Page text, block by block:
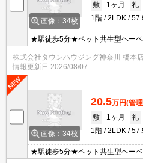
画像：34枚
敷
1ヶ月 礼
1階
2LDK
★駅徒歩5分★ペット共生型ヘー
株式会社タウンハウジング神奈川 橋本
情報更新日 2026/08/07
画像：34枚
20.5万円(管
敷
1ヶ月 礼
1階
2LDK
★駅徒歩5分★ペット共生型ヘー